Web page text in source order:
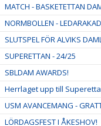
MATCH - BASKETETTAN
NORMBOLLEN -
SLUTSPEL FÖR ALVIKS
SUPERETTAN - 24/25
SBLDAM AWARDS!
Herrlaget upp till
USM AVANCEMANG -
LÖRDAGSFEST I ÅKESHOV!